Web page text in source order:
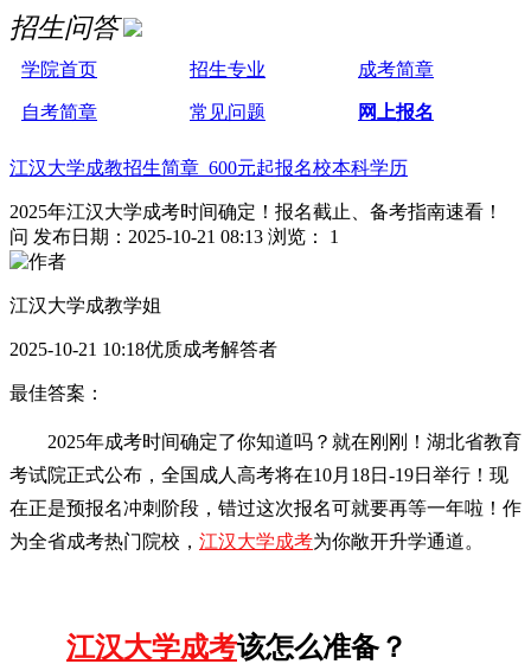
招生问答
学院首页 招生专业 成考简章
自考简章 常见问题 网上报名
江汉大学成教招生简章 600元起报名校本科学历
2025年江汉大学成考时间确定！报名截止、备考指南速看！
问 发布日期：2025-10-21 08:13 浏览： 1
江汉大学成教学姐
2025-10-21 10:18优质成考解答者
最佳答案：
2025年成考时间确定了你知道吗？就在刚刚！湖北省教育
考试院正式公布，全国成人高考将在10月18日-19日举行！现
在正是预报名冲刺阶段，错过这次报名可就要再等一年啦！作
为全省成考热门院校， 江汉大学成考为你敞开升学通道。
江汉大学成考该怎么准备？